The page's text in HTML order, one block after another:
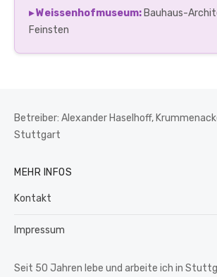
▸ Weissenhofmuseum: Bauhaus-
Feinsten
Betreiber: Alexander Haselhoff,
Stuttgart
MEHR INFOS
Kontakt
Impressum
Seit 50 Jahren lebe und arbeite ich in